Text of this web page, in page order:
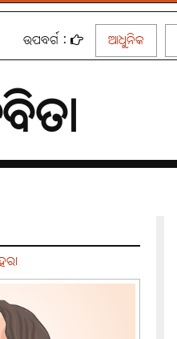
ଉପବର୍ଗ : ଆଧୁନିକ